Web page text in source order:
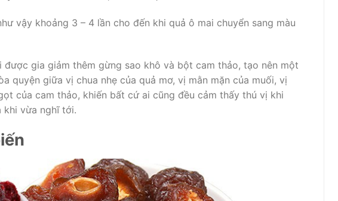
vậy khoảng 3 – 4 lần cho đến khi quả ô mai chuyển sang màu
được gia giảm thêm gừng sao khô và bột cam thảo, tạo nên một
quyện giữa vị chua nhẹ của quả mơ, vị mằn mặn của muối, vị
của cam thảo, khiến bất cứ ai cũng đều cảm thấy thú vị khi
khi vừa nghĩ tới.